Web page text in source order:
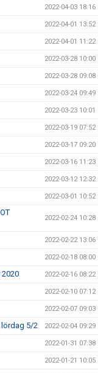
2022-04-03 18:16
2022-04-01 13:52
2022-04-01 11:22
2022-03-28 10:00
2022-03-28 09:08
2022-03-24 09:49
2022-03-23 10:01
2022-03-19 07:52
2022-03-17 09:20
2022-03-16 11:23
2022-03-12 12:32
2022-03-01 10:52
2022-02-24 10:28
2022-02-22 13:06
2022-02-18 08:00
2022-02-16 08:22
2022-02-10 07:12
2022-02-07 09:03
lördag 5/2 2022-02-04 09:29
2022-01-31 07:38
2022-01-21 10:05